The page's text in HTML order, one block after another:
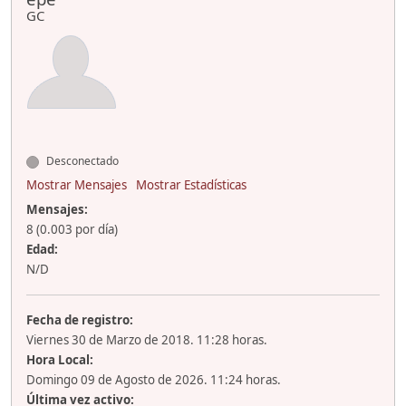
GC
Desconectado
Mostrar Mensajes
Mostrar Estadísticas
Mensajes:
8 (0.003 por día)
Edad:
N/D
Fecha de registro:
Viernes 30 de Marzo de 2018. 11:28 horas.
Hora Local:
Domingo 09 de Agosto de 2026. 11:24 horas.
Última vez activo: